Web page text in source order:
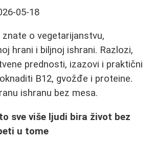
05-18
o vegetarijanstvu,
hrani i biljnoj ishrani. Razlozi,
prednosti, izazovi i praktični
B12, gvožđe i proteine.
ishranu bez mesa.
sve više ljudi bira život bez
u tome